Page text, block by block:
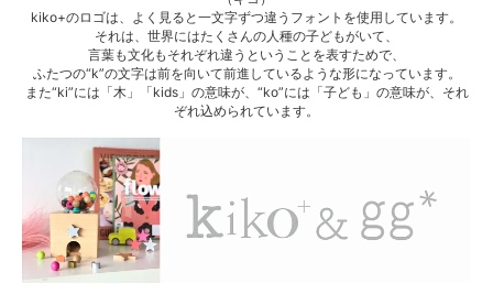
kiko+のロゴは、よく見ると一文字ずつ違うフォントを使用しています。
それは、世界にはたくさんの人種の子どもがいて、
言葉も文化もそれぞれ違うということを表すためで、
ふたつの“k”の文字は前を向いて前進しているような形になっています。
また“ki”には「木」「kids」の意味が、“ko”には「子ども」の意味が、それ
ぞれ込められています。